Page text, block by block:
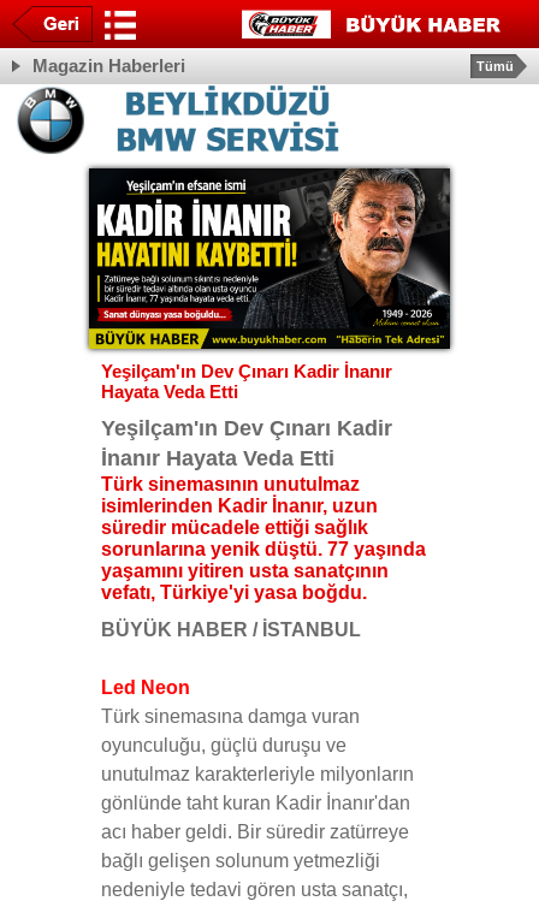
Magazin Haberleri Tümü
Yeşilçam'ın Dev Çınarı Kadir İnanır
Hayata Veda Etti
Yeşilçam'ın Dev Çınarı Kadir
İnanır Hayata Veda Etti
Türk sinemasının unutulmaz
isimlerinden Kadir İnanır, uzun
süredir mücadele ettiği sağlık
sorunlarına yenik düştü. 77 yaşında
yaşamını yitiren usta sanatçının
vefatı, Türkiye'yi yasa boğdu.
BÜYÜK HABER / İSTANBUL
Led Neon
Türk sinemasına damga vuran
oyunculuğu, güçlü duruşu ve
unutulmaz karakterleriyle milyonların
gönlünde taht kuran Kadir İnanır'dan
acı haber geldi. Bir süredir zatürreye
bağlı gelişen solunum yetmezliği
nedeniyle tedavi gören usta sanatçı,